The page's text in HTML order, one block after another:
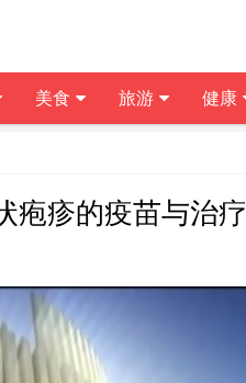
疱疹的疫苗与治疗
美食 旅游 健康